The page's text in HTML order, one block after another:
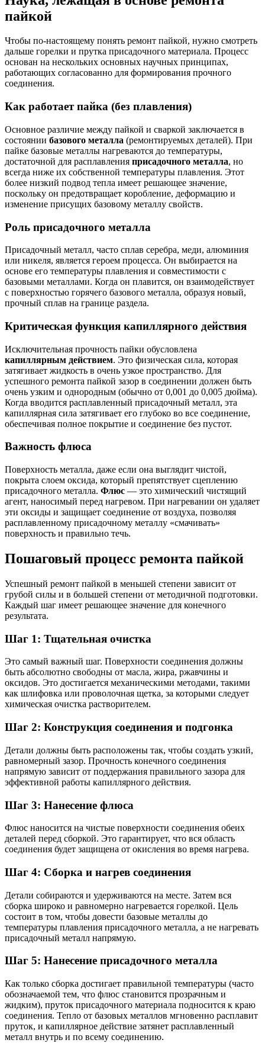
пайкой
Чтобы по-настоящему понять ремонт пайкой, нужно смотреть
дальше горелки и прутка присадочного материала. Процесс
основан на нескольких основных научных принципах,
работающих согласованно для формирования прочного
соединения.
Как работает пайка (без плавления)
Основное различие между пайкой и сваркой заключается в
состоянии базового металла (ремонтируемых деталей). При
пайке базовые металлы нагреваются до температуры,
достаточной для расплавления присадочного металла, но
всегда ниже их собственной температуры плавления. Этот
более низкий подвод тепла имеет решающее значение,
поскольку он предотвращает коробление, деформацию и
изменение присущих базовому металлу свойств.
Роль присадочного металла
Присадочный металл, часто сплав серебра, меди, алюминия
или никеля, является героем процесса. Он выбирается на
основе его температуры плавления и совместимости с
базовыми металлами. Когда он плавится, он взаимодействует
с поверхностью горячего базового металла, образуя новый,
прочный сплав на границе раздела.
Критическая функция капиллярного действия
Исключительная прочность пайки обусловлена
капиллярным действием. Это физическая сила, которая
затягивает жидкость в очень узкое пространство. Для
успешного ремонта пайкой зазор в соединении должен быть
очень узким и однородным (обычно от 0,001 до 0,005 дюйма).
Когда вводится расплавленный присадочный металл, эта
капиллярная сила затягивает его глубоко во все соединение,
обеспечивая полное покрытие и соединение без пустот.
Важность флюса
Поверхность металла, даже если она выглядит чистой,
покрыта слоем оксида, который препятствует сцеплению
присадочного металла. Флюс — это химический чистящий
агент, наносимый перед нагревом. При нагревании он удаляет
эти оксиды и защищает соединение от воздуха, позволяя
расплавленному присадочному металлу «смачивать»
поверхность и правильно течь.
Пошаговый процесс ремонта пайкой
Успешный ремонт пайкой в меньшей степени зависит от
грубой силы и в большей степени от методичной подготовки.
Каждый шаг имеет решающее значение для конечного
результата.
Шаг 1: Тщательная очистка
Это самый важный шаг. Поверхности соединения должны
быть абсолютно свободны от масла, жира, ржавчины и
оксидов. Это достигается механическими методами, такими
как шлифовка или проволочная щетка, за которыми следует
химическая очистка растворителем.
Шаг 2: Конструкция соединения и подгонка
Детали должны быть расположены так, чтобы создать узкий,
равномерный зазор. Прочность конечного соединения
напрямую зависит от поддержания правильного зазора для
эффективной работы капиллярного действия.
Шаг 3: Нанесение флюса
Флюс наносится на чистые поверхности соединения обеих
деталей перед сборкой. Это гарантирует, что вся область
соединения будет защищена от окисления во время нагрева.
Шаг 4: Сборка и нагрев соединения
Детали собираются и удерживаются на месте. Затем вся
сборка широко и равномерно нагревается горелкой. Цель
состоит в том, чтобы довести базовые металлы до
температуры плавления присадочного металла, а не нагревать
присадочный металл напрямую.
Шаг 5: Нанесение присадочного металла
Как только сборка достигает правильной температуры (часто
обозначаемой тем, что флюс становится прозрачным и
жидким), пруток присадочного материала подносится к краю
соединения. Тепло от базовых металлов мгновенно расплавит
пруток, и капиллярное действие затянет расплавленный
металл внутрь и по всему соединению.